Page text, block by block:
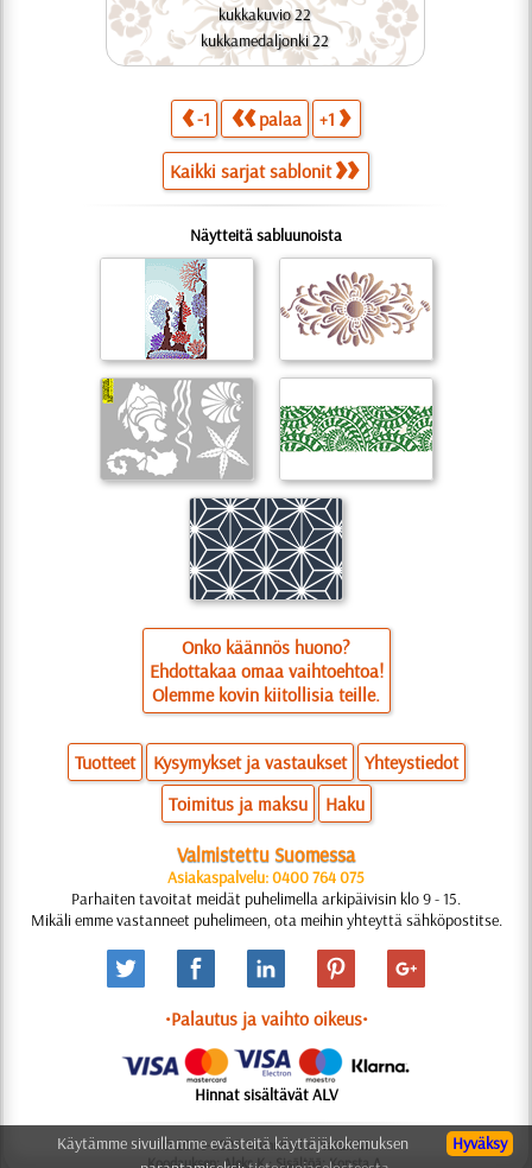
kukkakuvio 22
kukkamedaljonki 22
-1 palaa +1
Kaikki sarjat sablonit
Näytteitä sabluunoista
Onko käännös huono?
Ehdottakaa omaa vaihtoehtoa!
Olemme kovin kiitollisia teille.
Tuotteet Kysymykset ja vastaukset
Yhteystiedot
Toimitus ja maksu
Haku
Valmistettu Suomessa
Asiakaspalvelu: 0400 764 075
Parhaiten tavoitat meidät puhelimella arkipäivisin klo 9 - 15.
Mikäli emme vastanneet puhelimeen, ota meihin yhteyttä sähköpostitse.
•Palautus ja vaihto oikeus•
Hinnat sisältävät ALV
© 2006-2025 Suunnittelu: Natali M.
Koodauksen: Aleks K.; Sisältöä: Konsta A.
Hyväksy
Käytämme sivuillamme evästeitä käyttäjäkokemuksen